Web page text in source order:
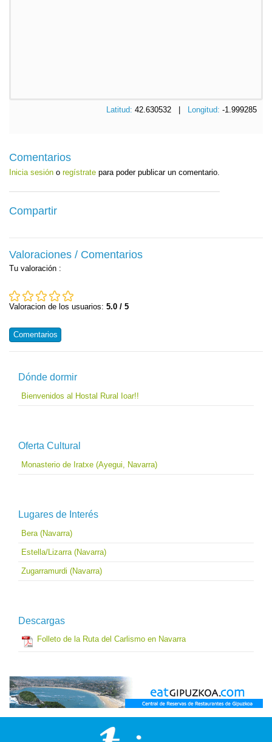
Latitud: 42.630532 | Longitud: -1.999285
Comentarios
Inicia sesión o regístrate para poder publicar un comentario.
Compartir
Valoraciones / Comentarios
Tu valoración :
Valoracion de los usuarios: 5.0 / 5
Comentarios
Dónde dormir
Bienvenidos al Hostal Rural Ioar!!
Oferta Cultural
Monasterio de Iratxe (Ayegui, Navarra)
Lugares de Interés
Bera (Navarra)
Estella/Lizarra (Navarra)
Zugarramurdi (Navarra)
Descargas
Folleto de la Ruta del Carlismo en Navarra